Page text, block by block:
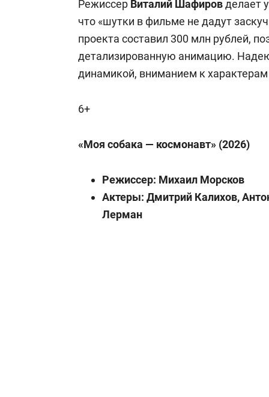
Режиссер Виталий Шафировделает
что «шутки в фильме не дадут
проекта составил 300 млн рублей,
детализированную анимацию.
динамикой, вниманием к
6+
«Моя собака — космонавт» (2026)
Режиссер: Михаил Морсков
Актеры: Дмитрий Калихов,
Лерман